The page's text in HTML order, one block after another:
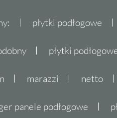
płytki podłogowe
płytki
marazzi netto
panele podłogowe